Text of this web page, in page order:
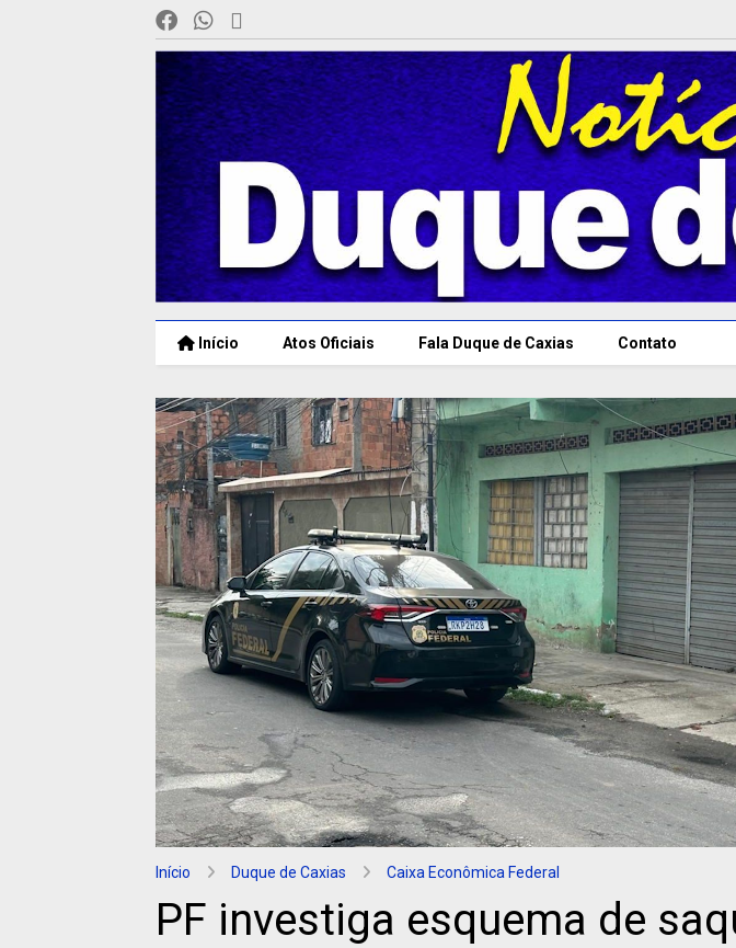
Início Atos Oficiais Fala Duque de Caxias Contato
Início Duque de Caxias Caixa Econômica Federal
PF investiga esquema de